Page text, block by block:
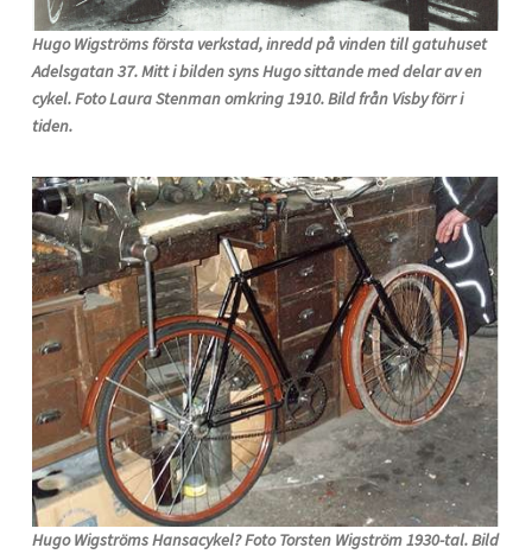
Hugo Wigströms första verkstad, inredd på vinden till gatuhuset
Adelsgatan 37. Mitt i bilden syns Hugo sittande med delar av en
cykel. Foto Laura Stenman omkring 1910. Bild från Visby förr i
tiden.
Hugo Wigströms Hansacykel? Foto Torsten Wigström 1930-tal. Bild